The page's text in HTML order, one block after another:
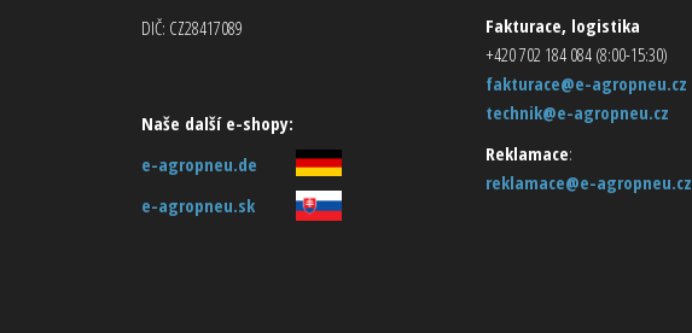
DIČ: CZ28417089
Naše další e-shopy:
e-agropneu.de
e-agropneu.sk
Fakturace, logistika
+420 702 184 084 (8:00-15:30)
fakturace@e-agropneu.cz
technik@e-agropneu.cz
Reklamace:
reklamace@e-agropneu.cz